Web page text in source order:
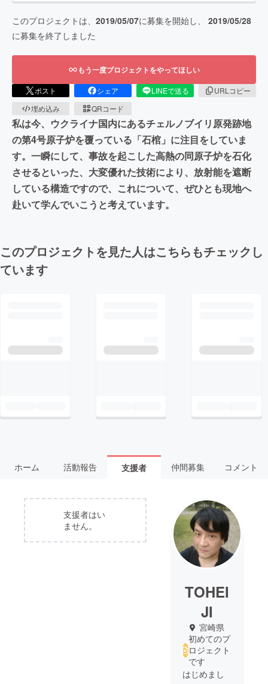
このプロジェクトは、 2019/05/07に募集を開始し、 2019/05/28
に募集を終了しました
もう一度プロジェクトをやってほしい
ポスト シェア LINEで送る
URLコピー
埋め込み
QRコード
私は今、ウクライナ国内にあるチェルノブイリ原発跡地
の第4号原子炉を覆っている「石棺」に注目をしていま
す。一瞬にして、事故を起こした高熱の同原子炉を石化
させるといった、大変優れた技術により、放射能を遮断
している構造ですので、これについて、ぜひとも現地へ
赴いて学んでいこうと考えています。
このプロジェクトを見た人はこちらもチェックし
ています
ホーム 活動報告 支援者 仲間募集 コメント
支援者はい
ません。
TOHEI
JI
宮崎県
初めてのプ
ロジェクト
です
はじめまし